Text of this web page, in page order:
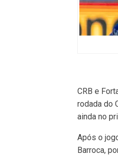
CRB e
rodada do
ainda no
Após o
Barroca,